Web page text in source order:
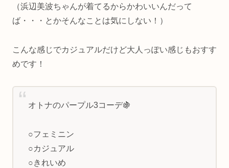
（浜辺美波ちゃんが着てるからかわいいんだって
ば・・・とかそんなことは気にしない！）
こんな感じでカジュアルだけど大人っぽい感じもおすす
めです！
オトナのパープル3コーデ🍇
○フェミニン
○カジュアル
○きれいめ